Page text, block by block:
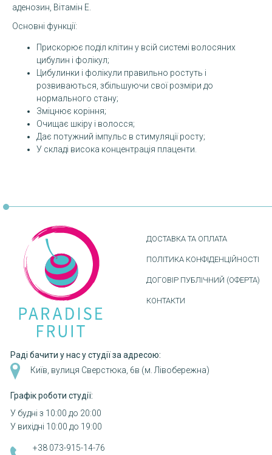
аденозин, Вітамін Е.
Основні функції:
Прискорює поділ клітин у всій системі волосяних
цибулин і фолікул;
Цибулинки і фолікули правильно ростуть і
розвиваються, збільшуючи свої розміри до
нормального стану;
Зміцнює коріння;
Очищає шкіру і волосся;
Дає потужний імпульс в стимуляції росту;
У складі висока концентрація плаценти.
ДОСТАВКА ТА ОПЛАТА
ПОЛІТИКА КОНФІДЕНЦІЙНОСТІ
ДОГОВІР ПУБЛІЧНИЙ (ОФЕРТА)
КОНТАКТИ
Раді бачити у нас у студії за адресою:
Київ, вулиця Сверстюка, 6в (м. Лівобережна)
Графік роботи студії:
У будні з 10:00 до 20:00
У вихідні 10:00 до 19:00
+38 073-915-14-76